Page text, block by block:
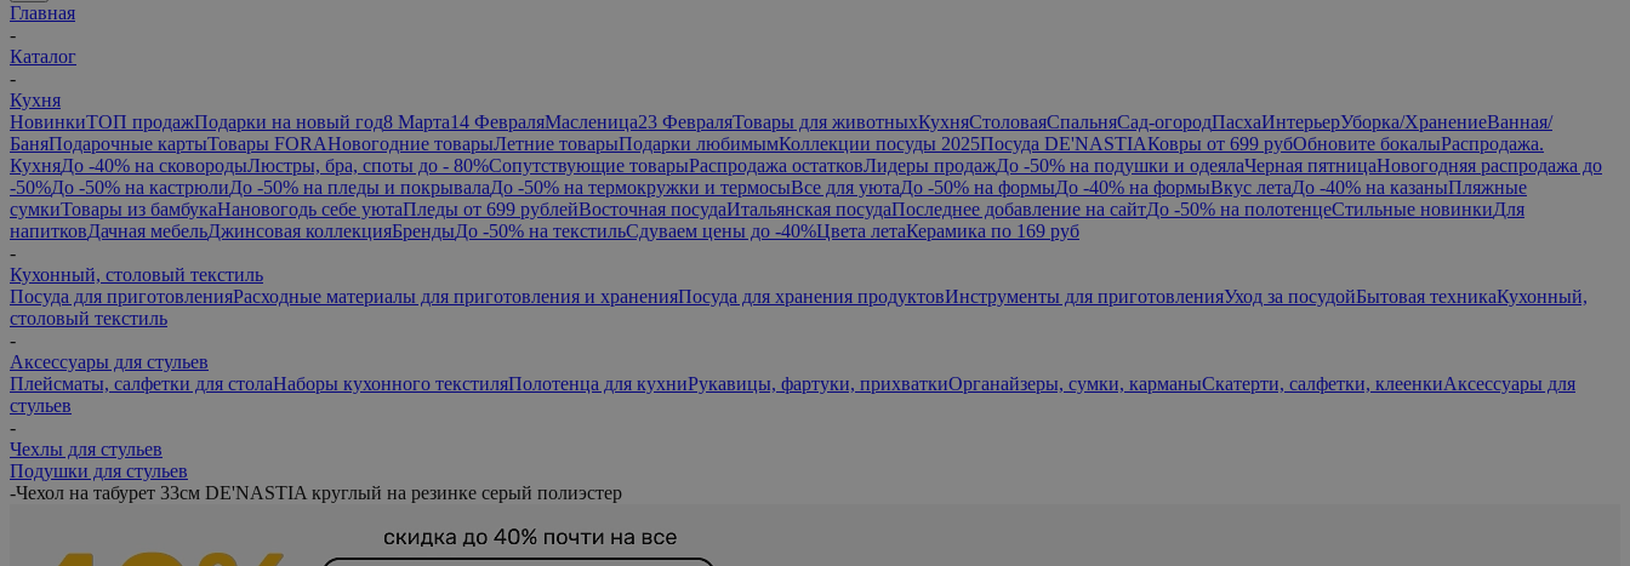
Главная
-
Каталог
-
Кухня
НовинкиТОП продажПодарки на новый год8 Марта14 ФевраляМасленица23 ФевраляТовары для животныхКухняСтоловаяСпальняСад-огородПасхаИнтерьерУборка/ХранениеВанная/
БаняПодарочные картыТовары FORAНовогодние товарыЛетние товарыПодарки любимымКоллекции посуды 2025Посуда DE'NASTIAКовры от 699 рубОбновите бокалыРаспродажа.
КухняДо -40% на сковородыЛюстры, бра, споты до - 80%Сопутствующие товарыРаспродажа остатковЛидеры продажДо -50% на подушки и одеялаЧерная пятницаНовогодняя распродажа до
-50%До -50% на кастрюлиДо -50% на пледы и покрывалаДо -50% на термокружки и термосыВсе для уютаДо -50% на формыДо -40% на формыВкус летаДо -40% на казаныПляжные
сумкиТовары из бамбукаНановогодь себе уютаПледы от 699 рублейВосточная посудаИтальянская посудаПоследнее добавление на сайтДо -50% на полотенцеСтильные новинкиДля
напитковДачная мебельДжинсовая коллекцияБрендыДо -50% на текстильСдуваем цены до -40%Цвета летаКерамика по 169 руб
-
Кухонный, столовый текстиль
Посуда для приготовленияРасходные материалы для приготовления и храненияПосуда для хранения продуктовИнструменты для приготовленияУход за посудойБытовая техникаКухонный,
столовый текстиль
-
Аксессуары для стульев
Плейсматы, салфетки для столаНаборы кухонного текстиляПолотенца для кухниРукавицы, фартуки, прихваткиОрганайзеры, сумки, карманыСкатерти, салфетки, клеенкиАксессуары для
стульев
-
Чехлы для стульев
Подушки для стульев
-Чехол на табурет 33см DE'NASTIA круглый на резинке серый полиэстер